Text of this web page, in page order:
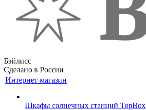
Бэйлисс
Сделано в России
Интернет-магазин
Шкафы солнечных станций TopBox